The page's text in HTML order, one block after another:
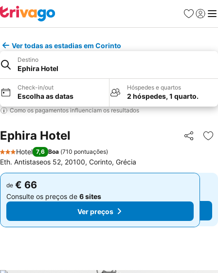
Favoritos
Iniciar
Ver todas as estadias em Corinto
Destino
Ephira Hotel
Check-in/out
Escolha as datas
Hóspedes e quartos
2 hóspedes, 1 quarto.
Como os pagamentos influenciam os resultados
Ephira Hotel Partilhar
3 Estrelas
Hotel 7,6 Boa (710 pontuações)
Eth. Antistaseos 52, 20100, Corinto, Grécia
de € 66
Consulte os preços de 6 sites
Ver preços
de € 66
Consulte os preços de 6 sites
Ver preços